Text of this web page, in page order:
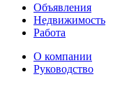
Объявления
Недвижимость
Работа
О компании
Руководство